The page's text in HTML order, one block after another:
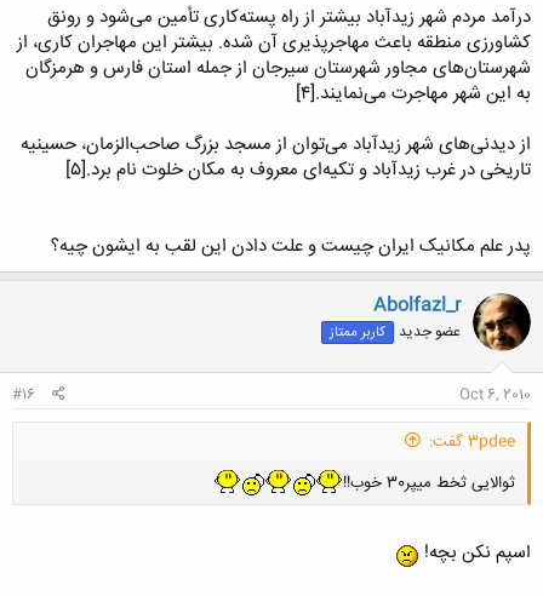
درآمد مردم شهر زیدآباد بیشتر از راه پسته‌کاری تأمین می‌شود و رونق
کشاورزی منطقه باعث مهاجرپذیری آن شده. بیشتر این مهاجران کاری، از
شهرستان‌های مجاور شهرستان سیرجان از جمله استان فارس و هرمزگان
به این شهر مهاجرت می‌نمایند.[۴]
از دیدنی‌های شهر زیدآباد می‌توان از مسجد بزرگ صاحب‌الزمان، حسینیه
تاریخی در غرب زیدآباد و تکیه‌ای معروف به مکان خلوت نام برد.[۵]
پدر علم مکانیک ایران چیست و علت دادن این لقب به ایشون چیه؟
Abolfazl_r
عضو جدید کاربر ممتاز
Oct 6, 2010
#16
3pdee گفت:
ثوالایی ثخط میپر30 خوب!!
اسپم نکن بچه!